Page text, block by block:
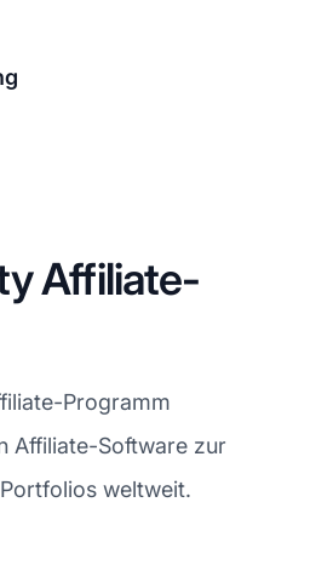
Affiliate-
Programm
Affiliate-Software zur
weltweit.